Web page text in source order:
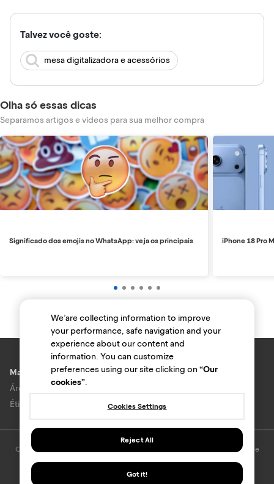
Talvez você goste:
mesa digitalizadora e acessórios
Olha só essas dicas
Separamos artigos e vídeos para sua melhor compra
Significado dos emojis no WhatsApp: veja os principais iPhone 18 Pro
Marcas e lojas
Área do anunciante
Ética e Integridade
O uso deste site está sujeito aos termos e condições do Termo de Uso
e
We’are collecting information to improve
your performance, safe navigation and your
experience about our content and
information. You can customize
preferences using our site clicking on“Our
cookies”.
Cookies Settings
Reject All
Got it!